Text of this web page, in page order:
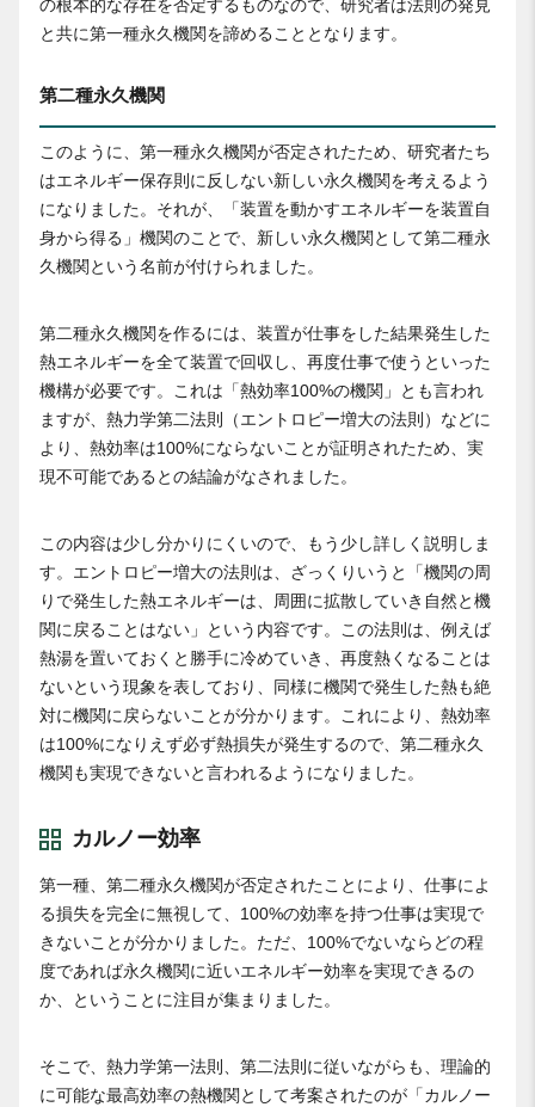
の根本的な存在を否定するものなので、研究者は法則の発見
と共に第一種永久機関を諦めることとなります。
第二種永久機関
このように、第一種永久機関が否定されたため、研究者たち
はエネルギー保存則に反しない新しい永久機関を考えるよう
になりました。それが、「装置を動かすエネルギーを装置自
身から得る」機関のことで、新しい永久機関として第二種永
久機関という名前が付けられました。
第二種永久機関を作るには、装置が仕事をした結果発生した
熱エネルギーを全て装置で回収し、再度仕事で使うといった
機構が必要です。これは「熱効率100%の機関」とも言われ
ますが、熱力学第二法則（エントロピー増大の法則）などに
より、熱効率は100%にならないことが証明されたため、実
現不可能であるとの結論がなされました。
この内容は少し分かりにくいので、もう少し詳しく説明しま
す。エントロピー増大の法則は、ざっくりいうと「機関の周
りで発生した熱エネルギーは、周囲に拡散していき自然と機
関に戻ることはない」という内容です。この法則は、例えば
熱湯を置いておくと勝手に冷めていき、再度熱くなることは
ないという現象を表しており、同様に機関で発生した熱も絶
対に機関に戻らないことが分かります。これにより、熱効率
は100%になりえず必ず熱損失が発生するので、第二種永久
機関も実現できないと言われるようになりました。
カルノー効率
第一種、第二種永久機関が否定されたことにより、仕事によ
る損失を完全に無視して、100%の効率を持つ仕事は実現で
きないことが分かりました。ただ、100%でないならどの程
度であれば永久機関に近いエネルギー効率を実現できるの
か、ということに注目が集まりました。
そこで、熱力学第一法則、第二法則に従いながらも、理論的
に可能な最高効率の熱機関として考案されたのが「カルノー